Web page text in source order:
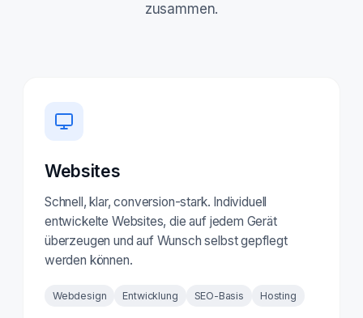
zusammen.
Websites
Schnell, klar, conversion-stark. Individuell
entwickelte Websites, die auf jedem Gerät
überzeugen und auf Wunsch selbst gepflegt
werden können.
Webdesign Entwicklung SEO-Basis Hosting